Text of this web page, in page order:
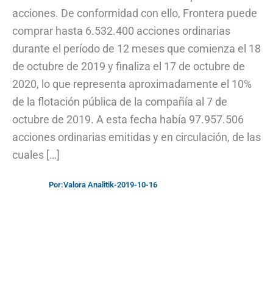
acciones. De conformidad con ello, Frontera puede
comprar hasta 6.532.400 acciones ordinarias
durante el período de 12 meses que comienza el 18
de octubre de 2019 y finaliza el 17 de octubre de
2020, lo que representa aproximadamente el 10%
de la flotación pública de la compañía al 7 de
octubre de 2019. A esta fecha había 97.957.506
acciones ordinarias emitidas y en circulación, de las
cuales […]
Por:Valora Analitik-2019-10-16